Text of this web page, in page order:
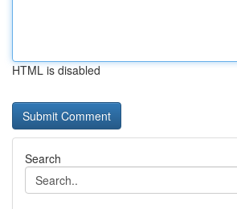
HTML is disabled
Search